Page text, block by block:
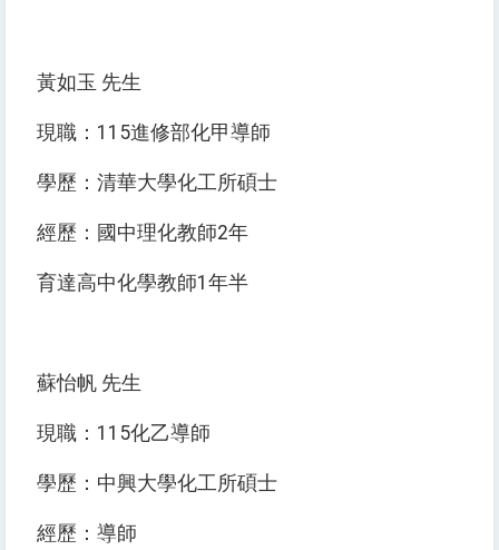
黃如玉 先生
現職：115進修部化甲導師
學歷：清華大學化工所碩士
經歷：國中理化教師2年
育達高中化學教師1年半
蘇怡帆 先生
現職：115化乙導師
學歷：中興大學化工所碩士
經歷：導師